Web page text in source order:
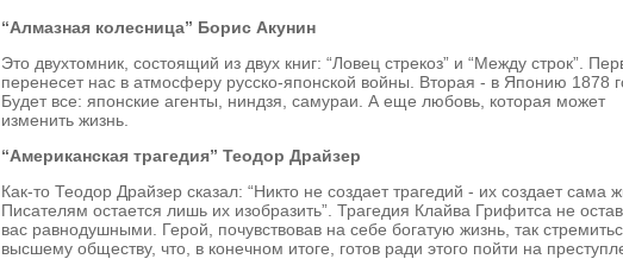
“Алмазная колесница” Борис Акунин
Это двухтомник, состоящий из двух книг: “Ловец стрекоз” и “Между строк”.
перенесет нас в атмосферу русско-японской войны. Вторая - в Японию 1878
Будет все: японские агенты, ниндзя, самураи. А еще любовь, которая может
изменить жизнь.
“Американская трагедия” Теодор Драйзер
Как-то Теодор Драйзер сказал: “Никто не создает трагедий - их создает сама
Писателям остается лишь их изобразить”. Трагедия Клайва Грифитса не
вас равнодушными. Герой, почувствовав на себе богатую жизнь, так
высшему обществу, что, в конечном итоге, готов ради этого пойти на